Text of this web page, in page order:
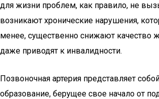
для жизни проблем, как правило, не
возникают хронические нарушения,
менее, существенно снижают качество
даже приводят к инвалидности.
Позвоночная артерия представляет
образование, берущее свое начало от